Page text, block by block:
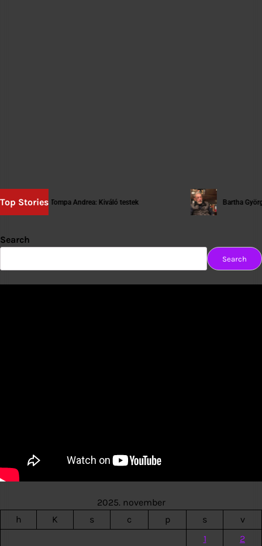
Top Stories
Tompa Andrea: Kiváló testek Bartha György:
Search
Search
2025. november
h
K s c p s
v
1
2